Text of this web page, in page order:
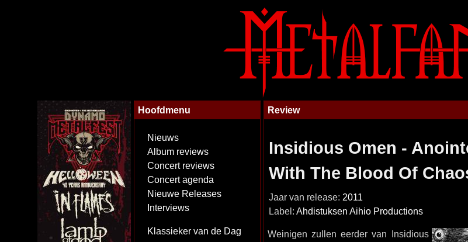
Hoofdmenu
Nieuws
Album reviews
Concert reviews
Concert agenda
Nieuwe Releases
Interviews
Klassieker van de Dag
Review
Insidious Omen -
With The Blood Of
Jaar van release: 2011
Label: Ahdistuksen Aihio Productions
Weinigen zullen eerder van Insidious